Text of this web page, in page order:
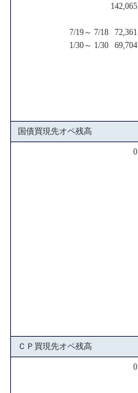
142,065
7/19～ 7/18 72,361
1/30～ 1/30 69,704
国債買現先オペ残高
0
ＣＰ買現先オペ残高
0